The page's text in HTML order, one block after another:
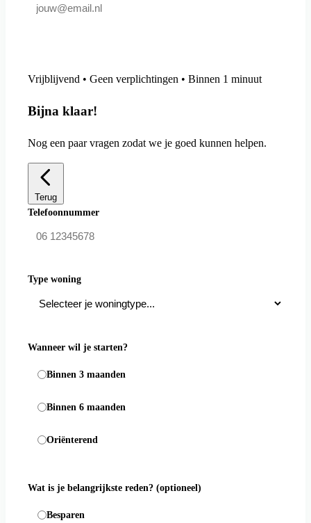
Vrijblijvend • Geen verplichtingen • Binnen 1 minuut
Bijna klaar!
Nog een paar vragen zodat we je goed kunnen helpen.
Terug
Telefoonnummer
Type woning
Wanneer wil je starten?
Binnen 3 maanden
Binnen 6 maanden
Oriënterend
Wat is je belangrijkste reden? (optioneel)
Besparen